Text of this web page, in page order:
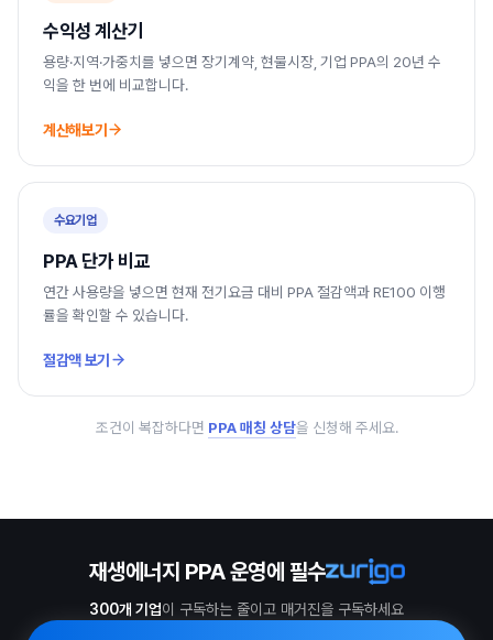
수익성 계산기
용량·지역·가중치를 넣으면 장기계약, 현물시장, 기업 PPA의 20년 수
익을 한 번에 비교합니다.
계산해보기
수요기업
PPA 단가 비교
연간 사용량을 넣으면 현재 전기요금 대비 PPA 절감액과 RE100 이행
률을 확인할 수 있습니다.
절감액 보기
조건이 복잡하다면 PPA 매칭 상담을 신청해 주세요.
재생에너지 PPA 운영에 필수
300개 기업이 구독하는 줄이고 매거진을 구독하세요